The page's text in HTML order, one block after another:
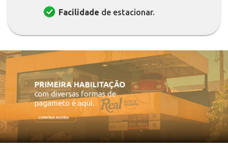
Facilidade de estacionar.